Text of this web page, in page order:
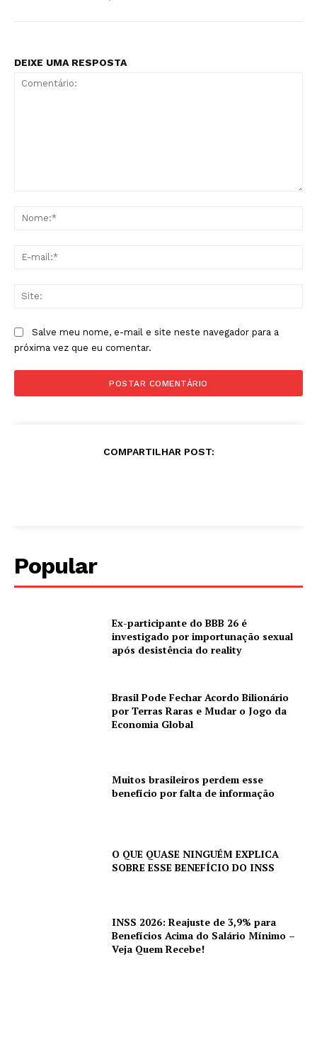
DEIXE UMA RESPOSTA
Salve meu nome, e-mail e site neste navegador para a
próxima vez que eu comentar.
COMPARTILHAR POST:
Popular
Ex-participante do BBB 26 é
investigado por importunação sexual
após desistência do reality
Brasil Pode Fechar Acordo Bilionário
por Terras Raras e Mudar o Jogo da
Economia Global
Muitos brasileiros perdem esse
benefício por falta de informação
O QUE QUASE NINGUÉM EXPLICA
SOBRE ESSE BENEFÍCIO DO INSS
INSS 2026: Reajuste de 3,9% para
Benefícios Acima do Salário Mínimo –
Veja Quem Recebe!